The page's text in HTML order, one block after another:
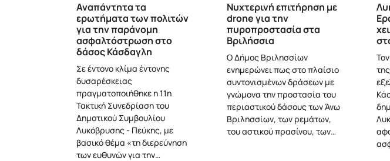
Αναπάντητα τα
ερωτήματα των πολιτών
για την παράνομη
ασφαλτόστρωση στο
δάσος Κάσδαγλη
Σε έντονο κλίμα έντονης
δυσαρέσκειας
πραγματοποιήθηκε η 11η
Τακτική Συνεδρίαση του
Δημοτικού Συμβουλίου
Λυκόβρυσης - Πεύκης, με
βασικό θέμα «τη διερεύνηση
των ευθυνών για την…
Νυχτερινή επιτήρηση με
drone για την
πυροπροστασία στα
Βριλήσσια
Ο Δήμος Βριλησσίων
ενημερώνει πως στο πλαίσιο
συντονισμένων δράσεων με
γνώμονα την προστασία του
περιαστικού δάσους των Άνω
Βριλησσίων, των ρεμάτων,
του αστικού πρασίνου, των…